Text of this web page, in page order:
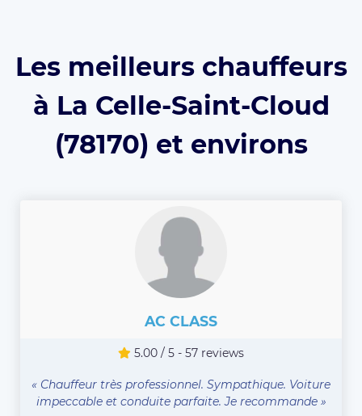
Les meilleurs chauffeurs
à La Celle-Saint-Cloud
(78170) et environs
AC CLASS
5.00 / 5 - 57 reviews
« Chauffeur très professionnel. Sympathique. Voiture
impeccable et conduite parfaite. Je recommande »